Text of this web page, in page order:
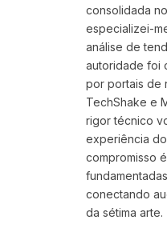
consolidada
especializei-
análise de
autoridade foi
por portais de
TechShake e
rigor técnico
experiência
compromisso
conectando
da sétima arte.